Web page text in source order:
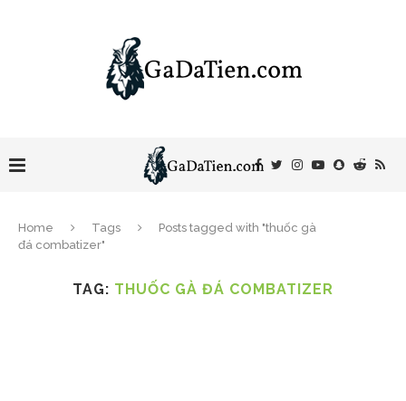
Home Tags
Posts tagged with "thuốc gà
đá combatizer"
TAG: THUỐC GÀ ĐÁ COMBATIZER